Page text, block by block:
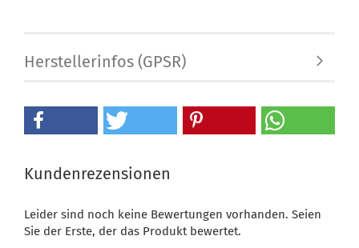
Herstellerinfos (GPSR)
Kundenrezensionen
Leider sind noch keine Bewertungen vorhanden. Seien
Sie der Erste, der das Produkt bewertet.